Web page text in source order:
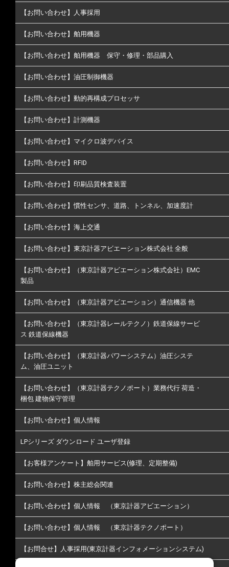
【お問い合わせ】人事採用
【お問い合わせ】舶用機器
【お問い合わせ】舶用機器 保守・修理・部品購入
【お問い合わせ】油圧制御機器
【お問い合わせ】動的再構成プロセッサ
【お問い合わせ】計測機器
【お問い合わせ】マイクロ波デバイス
【お問い合わせ】RFID
【お問い合わせ】印刷品質検査装置
【お問い合わせ】慣性センサ、道路、トンネル、加速度計
【お問い合わせ】海上交通
【お問い合わせ】東京計器アビエーション株式会社 全般
【お問い合わせ】（東京計器アビエーション株式会社）EMC
製品
【お問い合わせ】（東京計器アビエーション）通信機器 他
【お問い合わせ】（東京計器レールテクノ）鉄道保線サービ
ス 鉄道保線機器
【お問い合わせ】（東京計器パワーシステム）油圧システ
ム、油圧ユニット
【お問い合わせ】（東京計器テクノポート）業務代行 荷造・
梱包 建物保守管理
【お問い合わせ】個人情報
LPシリーズ ダウンロード ユーザ登録
【お客様アンケート】舶用サービス(修理、定期整備)
【お問い合わせ】株主総会関連
【お問い合わせ】個人情報 （東京計器アビエーション）
【お問い合わせ】個人情報 （東京計器テクノポート）
【お問合せ】人事採用(東京計器インフォメーションシステム)